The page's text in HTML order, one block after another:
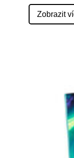
Zobrazit